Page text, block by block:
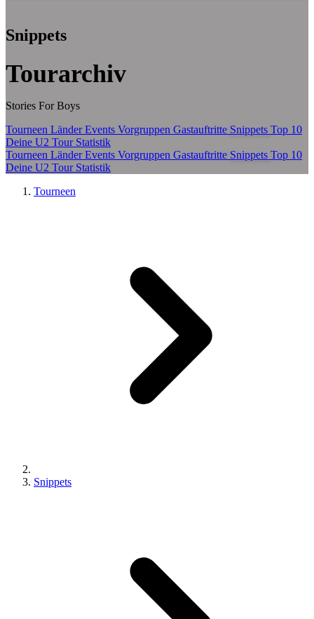
Snippets
Tourarchiv
Stories For Boys
Tourneen LänderEvents Vorgruppen Gastauftritte Snippets Top 10
Deine U2 Tour Statistik
Tourneen LänderEvents Vorgruppen Gastauftritte Snippets Top 10
Deine U2 Tour Statistik
Tourneen
Snippets